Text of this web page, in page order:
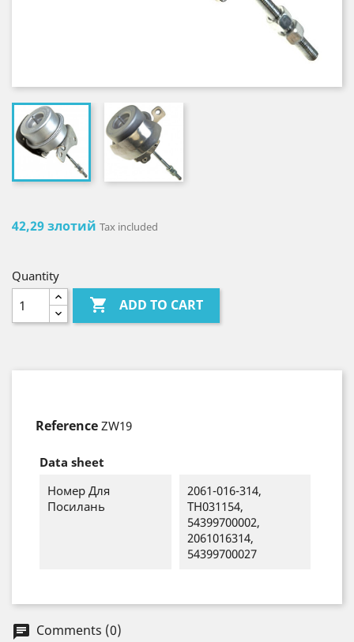
42,29 злотий Tax included
Quantity
 ADD TO CART
Reference ZW19
Data sheet
Номер Для
Посилань
2061-016-314,
TH031154,
54399700002,
2061016314,
54399700027
chat Comments (0)